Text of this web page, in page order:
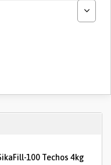
100 Techos 4kg